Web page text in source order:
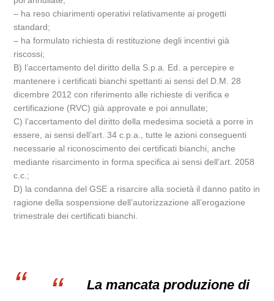
– ha reso chiarimenti operativi relativamente ai progetti
standard;
– ha formulato richiesta di restituzione degli incentivi già
riscossi;
B) l’accertamento del diritto della S.p.a. Ed. a percepire e
mantenere i certificati bianchi spettanti ai sensi del D.M. 28
dicembre 2012 con riferimento alle richieste di verifica e
certificazione (RVC) già approvate e poi annullate;
C) l’accertamento del diritto della medesima società a porre in
essere, ai sensi dell’art. 34 c.p.a., tutte le azioni conseguenti
necessarie al riconoscimento dei certificati bianchi, anche
mediante risarcimento in forma specifica ai sensi dell’art. 2058
c.c.;
D) la condanna del GSE a risarcire alla società il danno patito in
ragione della sospensione dell’autorizzazione all’erogazione
trimestrale dei certificati bianchi.
La mancata produzione di